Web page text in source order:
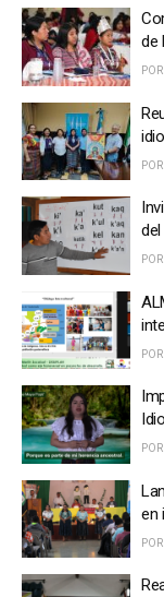
de
POR
POR
POR
POR
POR
en
POR